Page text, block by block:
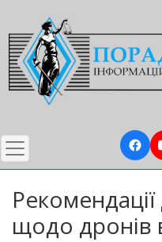
до
основного
вмісту
щодо дронів